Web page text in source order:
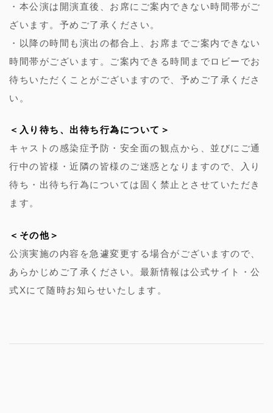
・本公演は開演直後、お席にご案内できない時間帯がご
ざいます。予めご了承ください。
・以降の時間も演出の都合上、お席までご案内できない
時間帯がございます。ご案内できる時間までロビーでお
待ちいただくことがございますので、予めご了承くださ
い。
＜入り待ち、出待ち行為について＞
キャストの感染症予防・安全面の観点から、並びにご通
行中の皆様・近隣の皆様のご迷惑となりますので、入り
待ち・出待ち行為については固く禁止とさせていただき
ます。
＜その他＞
公演実施の内容を急遽変更する場合がございますので、
あらかじめご了承ください。最新情報は公式サイト・公
式Xにて随時お知らせいたします。